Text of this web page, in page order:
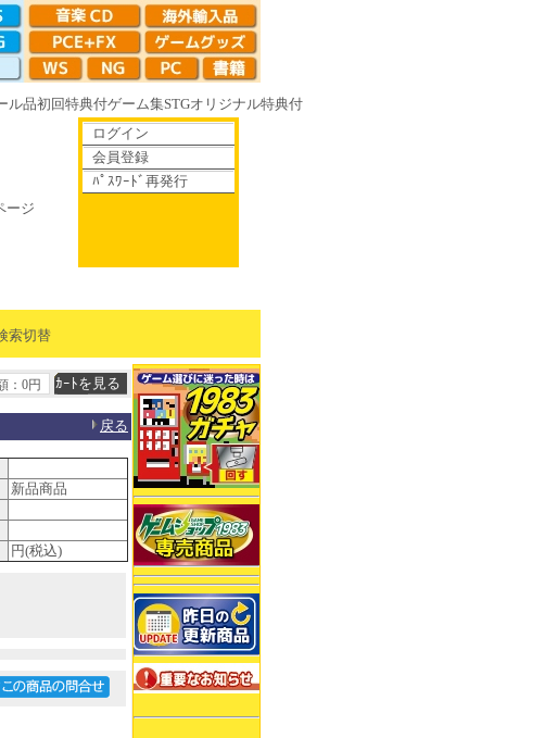
ル品初回特典付ゲーム集STGオリジナル特典付
ージ
ート16R やがて散りゆく鏡の花へ 70年代風ロボットアニメ ゲッP-X アレサ
ログイン
会員登録
ﾊﾟｽﾜｰﾄﾞ再発行
索切替
：0円
戻る
新品商品
円(税込)